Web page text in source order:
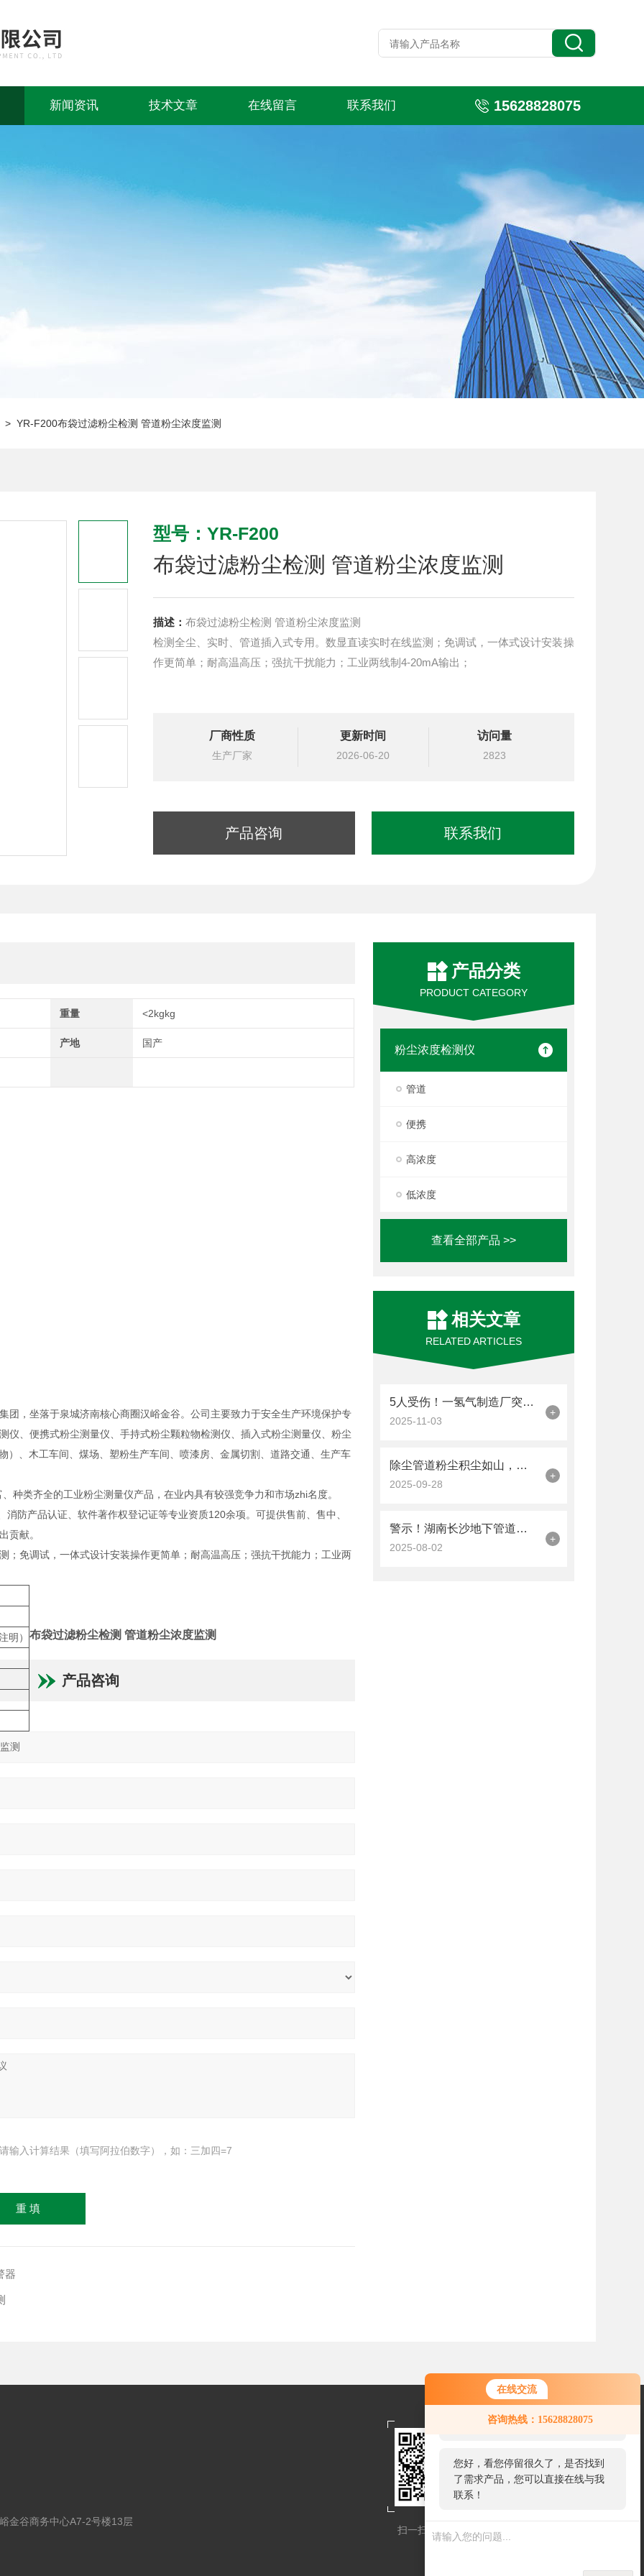
在线交流
咨询热线：15628828075
服务，请问您要咨询什么问题呢？
您好，看您停留很久了，是否找到
了需求产品，您可以直接在线与我
联系！
新闻资讯 技术文章 在线留言 联系我们 15628828075
> YR-F200布袋过滤粉尘检测 管道粉尘浓度监测
型号：YR-F200
布袋过滤粉尘检测 管道粉尘浓度监测
描述： 布袋过滤粉尘检测 管道粉尘浓度监测
检测全尘、实时、管道插入式专用。数显直读实时在线监测；免调试，一体式设计安装操
作更简单；耐高温高压；强抗干扰能力；工业两线制4-20mA输出；
厂商性质
生产厂家
更新时间
2026-06-20
访问量
2823
产品咨询 联系我们
产品分类
PRODUCT CATEGORY
粉尘浓度检测仪
管道
便携
高浓度
低浓度
查看全部产品 >>
相关文章
RELATED ARTICLES
5人受伤！一氢气制造厂突发管道爆炸事故
2025-11-03
+
除尘管道粉尘积尘如山，安全隐患换来2.1万元罚单！
2025-09-28
+
警示！湖南长沙地下管道勘察事故致1死1失联，3人送医
2025-08-02
+
重量 <2kgkg
产地 国产
团，坐落于泉城济南核心商圈汉峪金谷。公司主要致力于安全生产环境保护专
仪、便携式粉尘测量仪、手持式粉尘颗粒物检测仪、插入式粉尘测量仪、粉尘
）、木工车间、煤场、塑粉生产车间、喷漆房、金属切割、道路交通、生产车
种类齐全的工业粉尘测量仪产品，在业内具有较强竞争力和市场zhi名度。
防产品认证、软件著作权登记证等专业资质120余项。可提供售前、售中、
贡献。
；免调试，一体式设计安装操作更简单；耐高温高压；强抗干扰能力；工业两
明） 布袋过滤粉尘检测 管道粉尘浓度监测
产品咨询
请输入计算结果（填写阿拉伯数字），如：三加四=7
器
金谷商务中心A7-2号楼13层
扫一扫关注我们